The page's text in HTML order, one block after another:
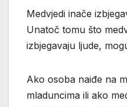
Medvjedi inače
Unatoč tomu što
izbjegavaju ljude,
Ako osoba naiđe na
mladuncima ili ako